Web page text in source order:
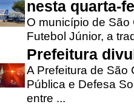
nesta quarta-
O município de
Futebol Júnior, a
Prefeitura
A Prefeitura de São
Pública e Defesa
entre ...